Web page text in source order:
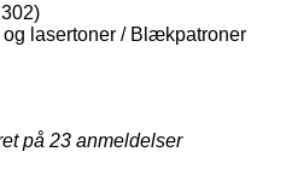
lasertoner / Blækpatroner
på 23 anmeldelser